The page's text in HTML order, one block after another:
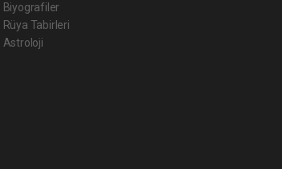
Biyografiler
Rüya Tabirleri
Astroloji